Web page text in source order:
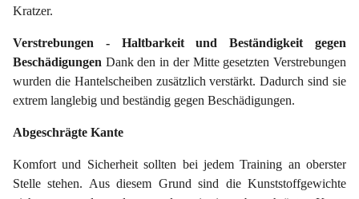
Kratzer.
Verstrebungen - Haltbarkeit und Beständigkeit gegen
Beschädigungen Dank den in der Mitte gesetzten Verstrebungen
wurden die Hantelscheiben zusätzlich verstärkt. Dadurch sind sie
extrem langlebig und beständig gegen Beschädigungen.
Abgeschrägte Kante
Komfort und Sicherheit sollten bei jedem Training an oberster
Stelle stehen. Aus diesem Grund sind die Kunststoffgewichte